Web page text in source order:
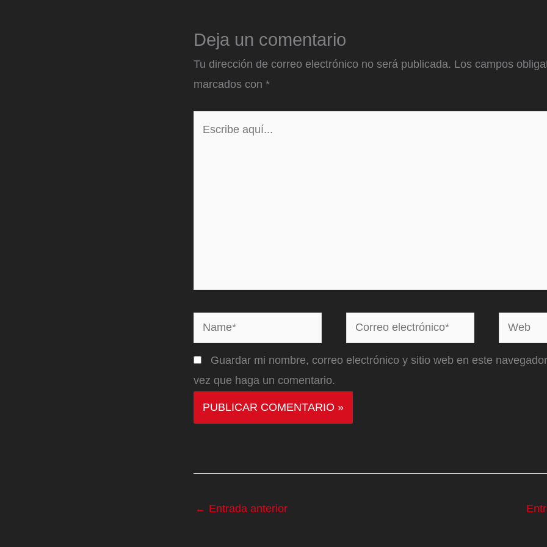
Deja un comentario
Tu dirección de correo electrónico no será publicada. Los campos
marcados con *
Name*
Correo
electrónico*
Web
Guardar mi nombre, correo electrónico y sitio web en este
vez que haga un comentario.
← Entrada anterior